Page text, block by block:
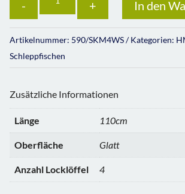
In den
Artikelnummer: 590/SKM4WS Kategorien:
Schleppfischen
Zusätzliche Informationen
Länge 110cm
Oberfläche Glatt
Anzahl Locklöffel 4